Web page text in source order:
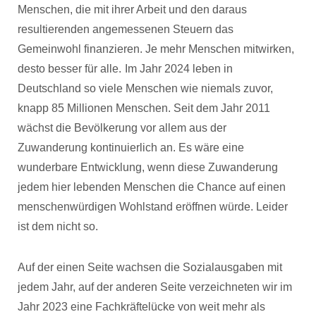
Menschen, die mit ihrer Arbeit und den daraus
resultierenden angemessenen Steuern das
Gemeinwohl finanzieren. Je mehr Menschen mitwirken,
desto besser für alle.
Im Jahr 2024 leben in
Deutschland so viele Menschen wie niemals zuvor,
knapp 85 Millionen Menschen. Seit dem Jahr 2011
wächst die Bevölkerung vor allem aus der
Zuwanderung kontinuierlich an. Es wäre eine
wunderbare Entwicklung, wenn diese Zuwanderung
jedem hier lebenden Menschen die Chance auf einen
menschenwürdigen Wohlstand eröffnen würde. Leider
ist dem nicht so.
Auf der einen Seite wachsen die Sozialausgaben mit
jedem Jahr, auf der anderen Seite verzeichneten wir im
Jahr 2023 eine Fachkräftelücke von weit mehr als